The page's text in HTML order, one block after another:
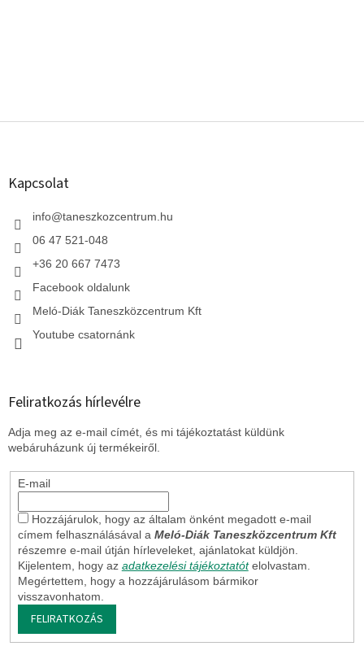
L
Kapcsolat
info@taneszkozcentrum.hu
06 47 521-048
+36 20 667 7473
Facebook oldalunk
Meló-Diák Taneszközcentrum Kft
Youtube csatornánk
Feliratkozás hírlevélre
Adja meg az e-mail címét, és mi tájékoztatást küldünk
webáruházunk új termékeiről.
E-mail
Hozzájárulok, hogy az általam önként megadott e-mail
címem felhasználásával a Meló-Diák Taneszközcentrum Kft
részemre e-mail útján hírleveleket, ajánlatokat küldjön.
Kijelentem, hogy az adatkezelési tájékoztatót elolvastam.
Megértettem, hogy a hozzájárulásom bármikor
visszavonhatom.
FELIRATKOZÁS